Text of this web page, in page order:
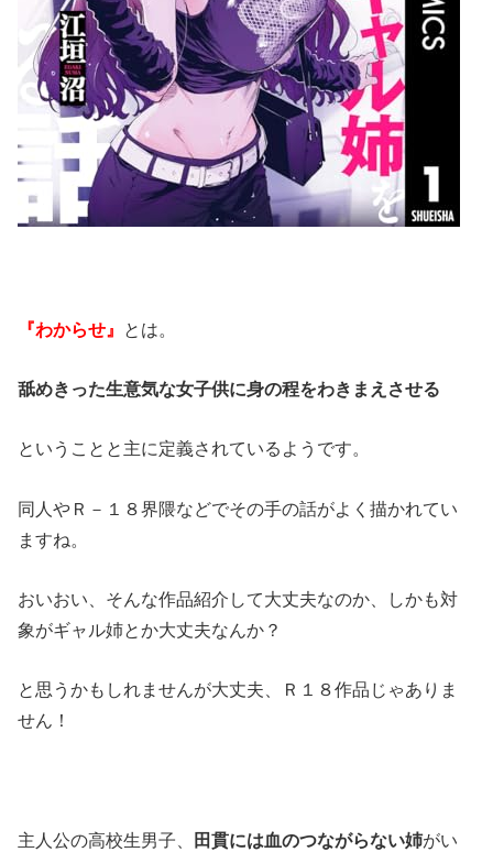
『わからせ』 とは。
舐めきった生意気な女子供に身の程をわきまえさせる
ということと主に定義されているようです。
同人やＲ－１８界隈などでその手の話がよく描かれてい
ますね。
おいおい、そんな作品紹介して大丈夫なのか、しかも対
象がギャル姉とか大丈夫なんか？
と思うかもしれませんが大丈夫、Ｒ１８作品じゃありま
せん！
主人公の高校生男子、 田貫には血のつながらない姉がい